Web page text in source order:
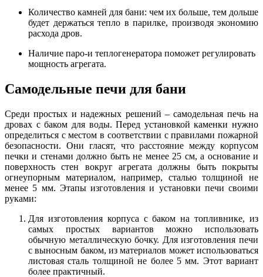
Количество камней для бани: чем их больше, тем дольше
будет держаться тепло в парилке, производя экономию
расхода дров.
Наличие паро-и теплогенератора поможет регулировать
мощность агрегата.
Самодельные печи для бани
Среди простых и надежных решений – самодельная печь на
дровах с баком для воды. Перед установкой каменки нужно
определиться с местом в соответствии с правилами пожарной
безопасности. Они гласят, что расстояние между корпусом
печки и стенами должно быть не менее 25 см, а основание и
поверхность стен вокруг агрегата должны быть покрыты
огнеупорным материалом, например, сталью толщиной не
менее 5 мм. Этапы изготовления и установки печи своими
руками:
Для изготовления корпуса с баком на топливнике, из
самых простых вариантов можно использовать
обычную металлическую бочку. Для изготовления печи
с выносным баком, из материалов может использоваться
листовая сталь толщиной не более 5 мм. Этот вариант
более практичный.